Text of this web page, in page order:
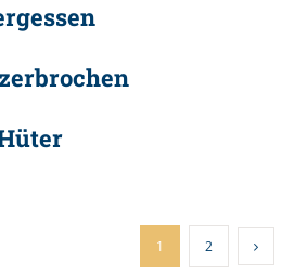
1 2